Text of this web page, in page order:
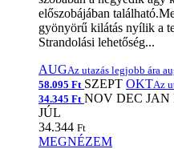
előszobájában
gyönyörű kilátás nyílik a
Strandolási lehetőség...
AUGAz utazás legjobb ára
58.095 Ft SZEPT OKTAz
34.345 Ft NOV DEC JAN
JÚL
34.344 Ft
MEGNÉZEM